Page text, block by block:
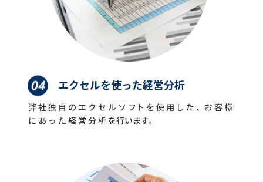
エクセルを使った経営分析
弊 社 独 自 の エ ク セ ル ソ フト を 使 用 し た 、お 客 様
に あ っ た 経 営 分 析 を行います。